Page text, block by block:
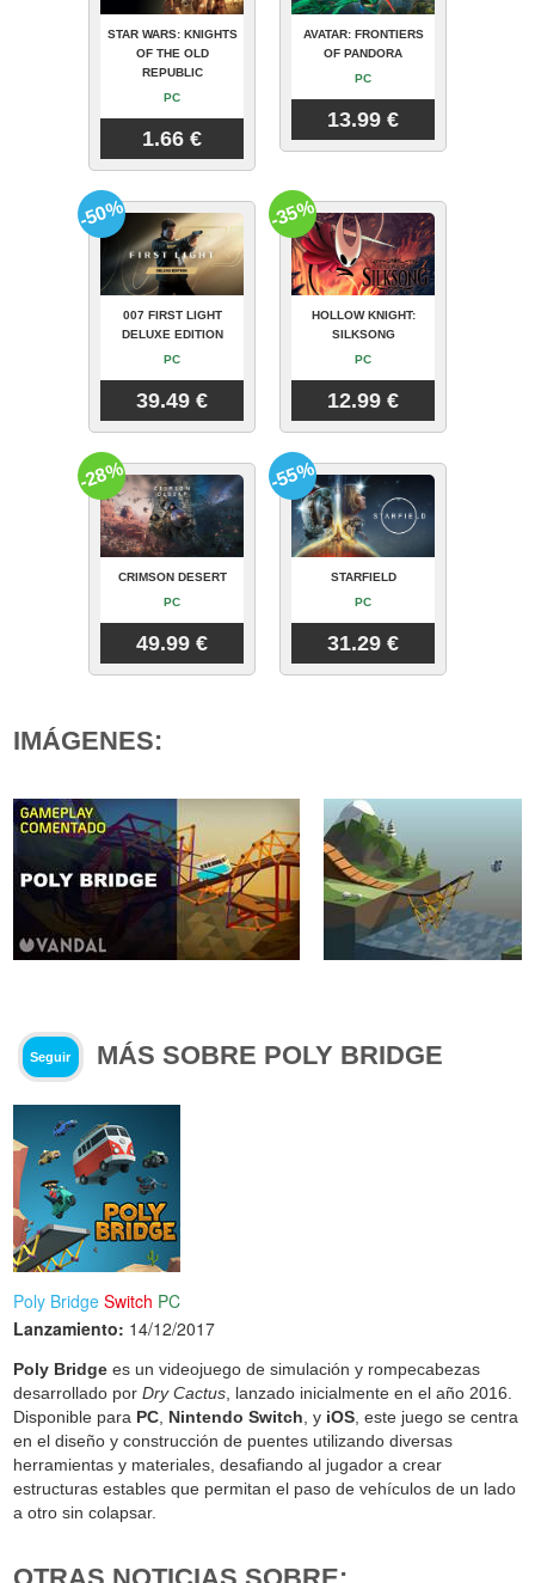
STAR WARS: KNIGHTS
OF THE OLD
REPUBLIC
PC
1.66 €
AVATAR: FRONTIERS
OF PANDORA
PC
13.99 €
007 FIRST LIGHT
DELUXE EDITION
PC
39.49 €
-50%
HOLLOW KNIGHT:
SILKSONG
PC
12.99 €
-35%
CRIMSON DESERT
PC
49.99 €
-28%
STARFIELD
PC
31.29 €
-55%
IMÁGENES:
Seguir MÁS SOBRE POLY BRIDGE
Poly Bridge Switch PC
Lanzamiento: 14/12/2017
Poly Bridge es un videojuego de simulación y rompecabezas
desarrollado porDry Cactus, lanzado inicialmente en el año 2016.
Disponible para PC, Nintendo Switch, y iOS, este juego se centra
en el diseño y construcción de puentes utilizando diversas
herramientas y materiales, desafiando al jugador a crear
estructuras estables que permitan el paso de vehículos de un lado
a otro sin colapsar.